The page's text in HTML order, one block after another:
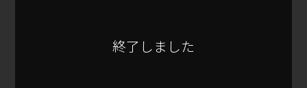
終了しました